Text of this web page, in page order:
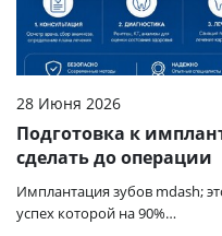
28 Июня 2026
Подготовка к
сделать до операции
Имплантация зубов mdash;
успех которой на 90%…